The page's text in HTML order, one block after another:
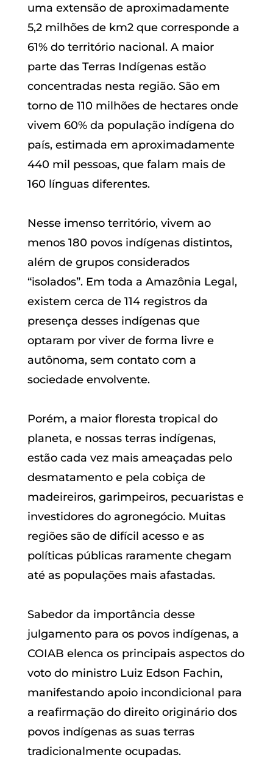
uma extensão de aproximadamente
5,2 milhões de km2 que corresponde a
61% do território nacional. A maior
parte das Terras Indígenas estão
concentradas nesta região. São em
torno de 110 milhões de hectares onde
vivem 60% da população indígena do
país, estimada em aproximadamente
440 mil pessoas, que falam mais de
160 línguas diferentes.
Nesse imenso território, vivem ao
menos 180 povos indígenas distintos,
além de grupos considerados
“isolados”. Em toda a Amazônia Legal,
existem cerca de 114 registros da
presença desses indígenas que
optaram por viver de forma livre e
autônoma, sem contato com a
sociedade envolvente.
Porém, a maior floresta tropical do
planeta, e nossas terras indígenas,
estão cada vez mais ameaçadas pelo
desmatamento e pela cobiça de
madeireiros, garimpeiros, pecuaristas e
investidores do agronegócio. Muitas
regiões são de difícil acesso e as
políticas públicas raramente chegam
até as populações mais afastadas.
Sabedor da importância desse
julgamento para os povos indígenas, a
COIAB elenca os principais aspectos do
voto do ministro Luiz Edson Fachin,
manifestando apoio incondicional para
a reafirmação do direito originário dos
povos indígenas as suas terras
tradicionalmente ocupadas.